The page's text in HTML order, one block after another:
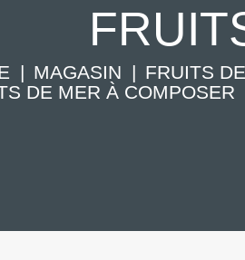
MAGASIN FRUITS
DE MER À COMPOSER